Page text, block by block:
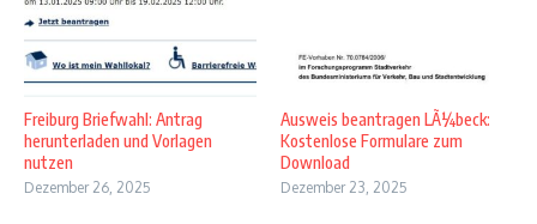
Freiburg Briefwahl: Antrag
herunterladen und Vorlagen
nutzen
Dezember 26, 2025
Ausweis beantragen LÃ¼beck:
Kostenlose Formulare zum
Download
Dezember 23, 2025